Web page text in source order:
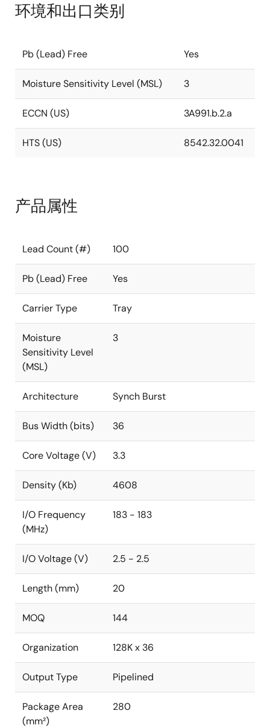
环境和出口类别
Pb (Lead) Free Yes
Moisture Sensitivity Level (MSL) 3
ECCN (US) 3A991.b.2.a
HTS (US) 8542.32.0041
产品属性
Lead Count (#) 100
Pb (Lead) Free Yes
Carrier Type Tray
Moisture
Sensitivity Level
(MSL)
3
Architecture Synch Burst
Bus Width (bits) 36
Core Voltage (V) 3.3
Density (Kb) 4608
I/O Frequency
(MHz)
183 - 183
I/O Voltage (V) 2.5 - 2.5
Length (mm) 20
MOQ 144
Organization 128K x 36
Output Type Pipelined
Package Area
(mm²)
280